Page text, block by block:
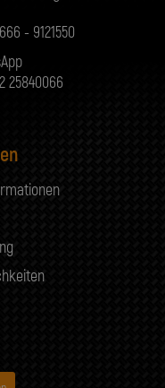
- 9121550
25840066